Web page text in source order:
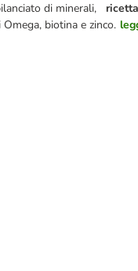
di minerali,
biotina e zinco.